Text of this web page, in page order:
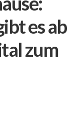
es ab
zum